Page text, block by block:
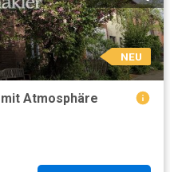
NEU
Atmosphäre